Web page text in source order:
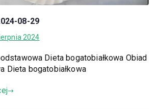
08-29
2024
Dieta bogatobiałkowa Obiad
Dieta bogatobiałkowa